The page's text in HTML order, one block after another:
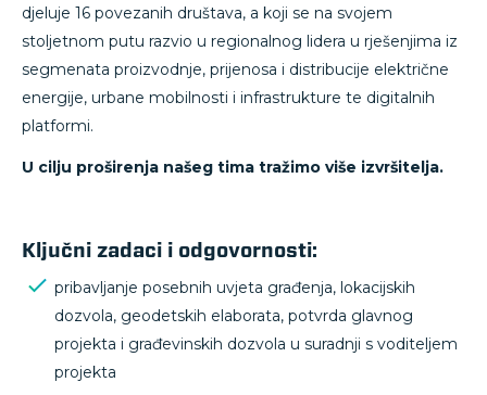
djeluje 16 povezanih društava, a koji se na svojem
stoljetnom putu razvio u regionalnog lidera u rješenjima iz
segmenata proizvodnje, prijenosa i distribucije električne
energije, urbane mobilnosti i infrastrukture te digitalnih
platformi.
U cilju proširenja našeg tima tražimo više izvršitelja.
Ključni zadaci i odgovornosti:
pribavljanje posebnih uvjeta građenja, lokacijskih
dozvola, geodetskih elaborata, potvrda glavnog
projekta i građevinskih dozvola u suradnji s voditeljem
projekta